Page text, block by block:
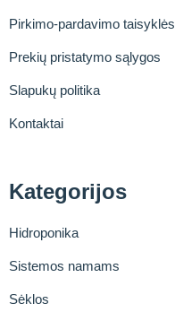
Pirkimo-pardavimo taisyklės
Prekių pristatymo sąlygos
Slapukų politika
Kontaktai
Kategorijos
Hidroponika
Sistemos namams
Sėklos